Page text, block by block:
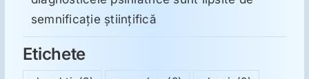
semnificație științifică
Etichete